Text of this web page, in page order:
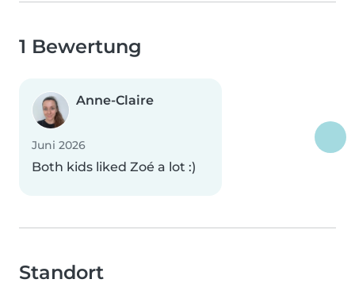
1 Bewertung
Anne-Claire
Juni 2026
Both kids liked Zoé a lot :)
Standort